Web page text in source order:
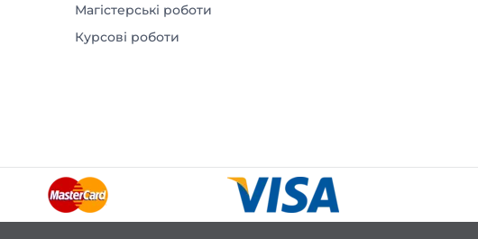
Магістерські роботи
Курсові роботи